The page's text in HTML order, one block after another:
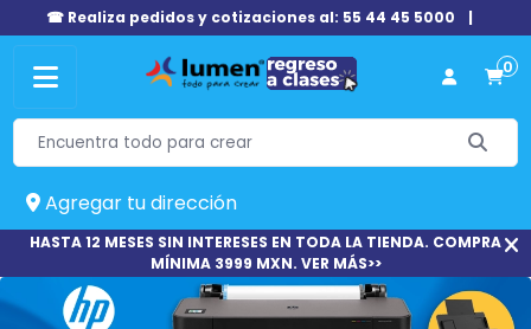
☎ Realiza pedidos y cotizaciones al: 55 44 45 5000 |
0
Agregar tu dirección
HASTA 12 MESES SIN INTERESES EN TODA LA TIENDA. COMPRA
MÍNIMA 3999 MXN. VER MÁS>>